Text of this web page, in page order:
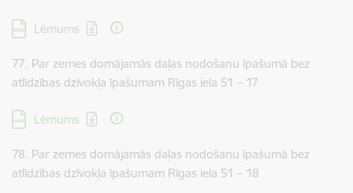
Lejupielādēt:
Lēmums
77. Par zemes domājamās daļas nodošanu īpašumā bez
atlīdzības dzīvokļa īpašumam Rīgas iela 51 – 17
Lejupielādēt:
Lēmums
78. Par zemes domājamās daļas nodošanu īpašumā bez
atlīdzības dzīvokļa īpašumam Rīgas iela 51 – 18